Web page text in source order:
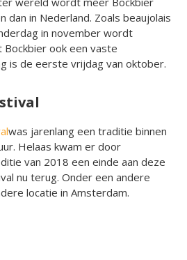
dan in Nederland. Zoals beaujolais
in november wordt
ook een vaste
is de eerste vrijdag van oktober.
was jarenlang een traditie binnen
Helaas kwam er door
van 2018 een einde aan deze
nu terug. Onder een andere
locatie in Amsterdam.